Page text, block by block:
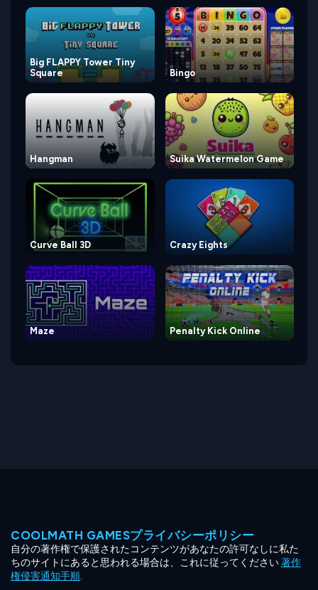
Big FLAPPY Tower Tiny
Square
Bingo
Hangman Suika Watermelon Game
Curve Ball 3D Crazy Eights
Maze Penalty Kick Online
COOLMATH GAMESプライバシーポリシー
自分の著作権で保護されたコンテンツがあなたの許可なしに私た
ちのサイトにあると思われる場合は、これに従ってください著作
権侵害通知手順.